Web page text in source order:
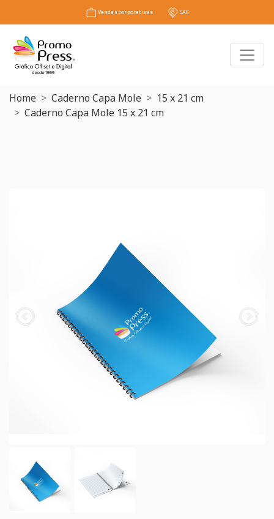
Vendas corporativas SAC
Home Caderno Capa Mole
15 x 21 cm
Caderno Capa Mole 15 x 21 cm